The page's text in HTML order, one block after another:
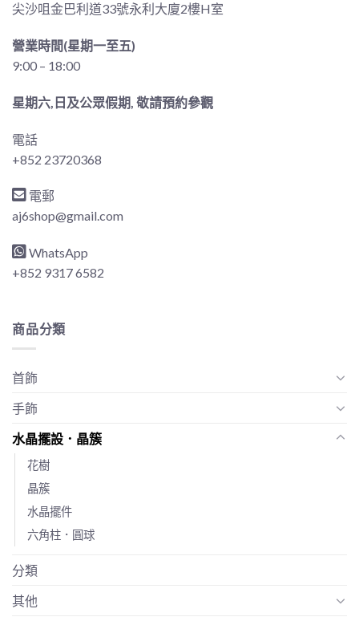
尖沙咀金巴利道33號永利大廈2樓H室
營業時間(星期一至五)
9:00 – 18:00
星期六,日及公眾假期, 敬請預約參觀
電話
+852 23720368
電郵
aj6shop@gmail.com
WhatsApp
+852 9317 6582
商品分類
首飾
手飾
水晶擺設．晶簇
花樹
晶簇
水晶擺件
六角柱．圓球
分類
其他